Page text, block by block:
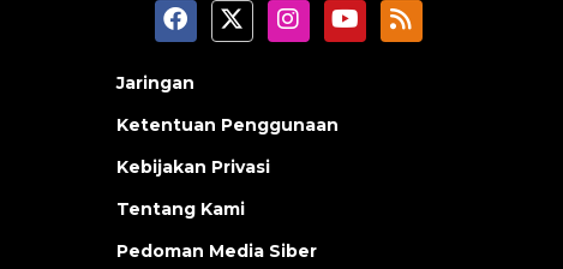
Jaringan
Ketentuan Penggunaan
Kebijakan Privasi
Tentang Kami
Pedoman Media Siber